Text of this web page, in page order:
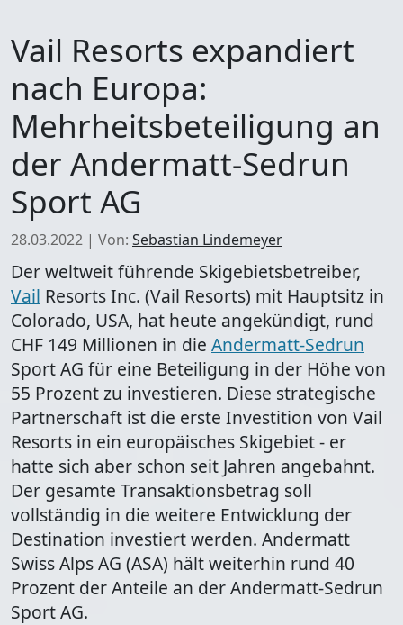
Vail Resorts expandiert
nach Europa:
Mehrheitsbeteiligung an
der Andermatt-Sedrun
Sport AG
28.03.2022 | Von: Sebastian Lindemeyer
Der weltweit führende Skigebietsbetreiber,
Vail Resorts Inc. (Vail Resorts) mit Hauptsitz in
Colorado, USA, hat heute angekündigt, rund
CHF 149 Millionen in die Andermatt-Sedrun
Sport AG für eine Beteiligung in der Höhe von
55 Prozent zu investieren. Diese strategische
Partnerschaft ist die erste Investition von Vail
Resorts in ein europäisches Skigebiet - er
hatte sich aber schon seit Jahren angebahnt.
Der gesamte Transaktionsbetrag soll
vollständig in die weitere Entwicklung der
Destination investiert werden. Andermatt
Swiss Alps AG (ASA) hält weiterhin rund 40
Prozent der Anteile an der Andermatt-Sedrun
Sport AG.